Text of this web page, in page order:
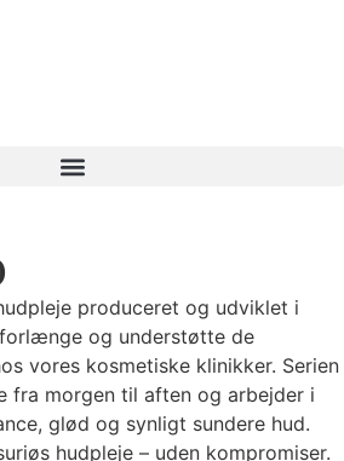
produceret og udviklet i
og understøtte de
vores kosmetiske klinikker. Serien
fra morgen til aften og arbejder i
glød og synligt sundere hud.
hudpleje – uden kompromiser.